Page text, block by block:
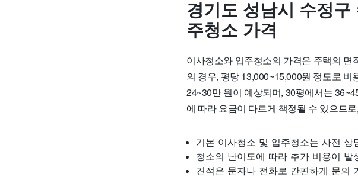
경기도 성남시 수정
주청소 가격
이사청소와 입주청소의 가격은 주택의
의 경우, 평당 13,000~15,000원 정도로
24~30만 원이 예상되며, 30평에서는
에 따라 요금이 다르게 책정될 수 있으므
기본 이사청소 및 입주청소는 사전 상
청소의 난이도에 따라 추가 비용이 발
견적은 문자나 전화로 간편하게 문의